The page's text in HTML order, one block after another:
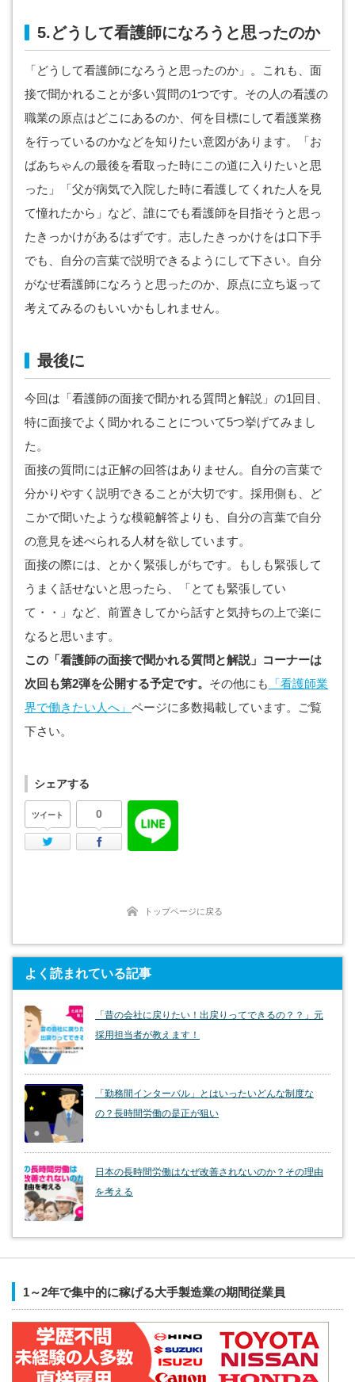
5.どうして看護師になろうと思ったのか
「どうして看護師になろうと思ったのか」。これも、面
接で聞かれることが多い質問の1つです。その人の看護の
職業の原点はどこにあるのか、何を目標にして看護業務
を行っているのかなどを知りたい意図があります。「お
ばあちゃんの最後を看取った時にこの道に入りたいと思
った」「父が病気で入院した時に看護してくれた人を見
て憧れたから」など、誰にでも看護師を目指そうと思っ
たきっかけがあるはずです。志したきっかけをは口下手
でも、自分の言葉で説明できるようにして下さい。自分
がなぜ看護師になろうと思ったのか、原点に立ち返って
考えてみるのもいいかもしれません。
最後に
今回は「看護師の面接で聞かれる質問と解説」の1回目、
特に面接でよく聞かれることについて5つ挙げてみまし
た。
面接の質問には正解の回答はありません。自分の言葉で
分かりやすく説明できることが大切です。採用側も、ど
こかで聞いたような模範解答よりも、自分の言葉で自分
の意見を述べられる人材を欲しています。
面接の際には、とかく緊張しがちです。もしも緊張して
うまく話せないと思ったら、「とても緊張してい
て・・」など、前置きしてから話すと気持ちの上で楽に
なると思います。
この「看護師の面接で聞かれる質問と解説」コーナーは
次回も第2弾を公開する予定です。 その他にも
「看護師業
界で働きたい人へ」 ページに多数掲載しています。ご覧
下さい。
シェアする
ツイート
Twitter
0
Facebook
トップページに戻る
よく読まれている記事
「昔の会社に戻りたい！出戻りってできるの？？」元
採用担当者が教えます！
「勤務間インターバル」とはいったいどんな制度な
の？長時間労働の是正が狙い
日本の長時間労働はなぜ改善されないのか？その理由
を考える
1～2年で集中的に稼げる大手製造業の期間従業員